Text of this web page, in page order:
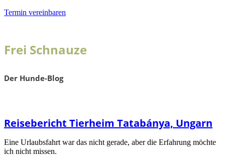
Termin vereinbaren
Frei Schnauze
Der Hunde-Blog
Reisebericht Tierheim Tatabánya, Ungarn
Eine Urlaubsfahrt war das nicht gerade, aber die Erfahrung möchte
ich nicht missen.